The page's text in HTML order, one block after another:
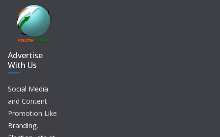
Advertise
With Us
Social Media
and Content
Promotion Like
Branding,